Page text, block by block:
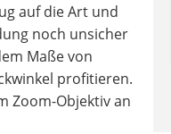
auf die Art und
noch unsicher
Maße von
profitieren.
Zoom-Objektiv an